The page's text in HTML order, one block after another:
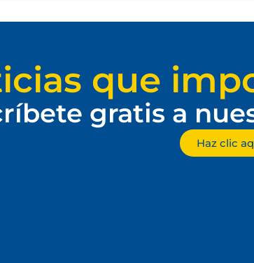
que
gratis a
Haz clic